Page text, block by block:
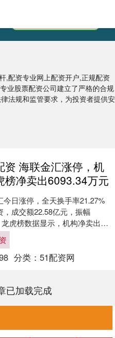
,配资专业网上配资开户,正规配资
业股票配资公司建立了严格的合规
法规和监管要求，为投资者提供安
资 海联金汇涨停，机
榜净卖出6093.34万元
今日涨停，全天换手率21.27%
，成交额22.58亿元，振幅
虎榜数据显示，机构净卖出
元，深股通净卖出6219.35....
分类： 51配资网
已加载完成